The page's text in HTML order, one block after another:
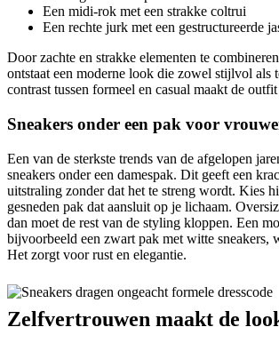
Een midi-rok met een strakke coltrui
Een rechte jurk met een gestructureerde
Door zachte en strakke elementen te
ontstaat een moderne look die zowel stijlvol als
contrast tussen formeel en casual maakt de
Sneakers onder een pak voor
Een van de sterkste trends van de afgelopen
sneakers onder een damespak. Dit geeft een
uitstraling zonder dat het te streng wordt. Kies
gesneden pak dat aansluit op je lichaam.
dan moet de rest van de styling kloppen. Een
bijvoorbeeld een zwart pak met witte sneakers,
Het zorgt voor rust en elegantie.
Zelfvertrouwen maakt de